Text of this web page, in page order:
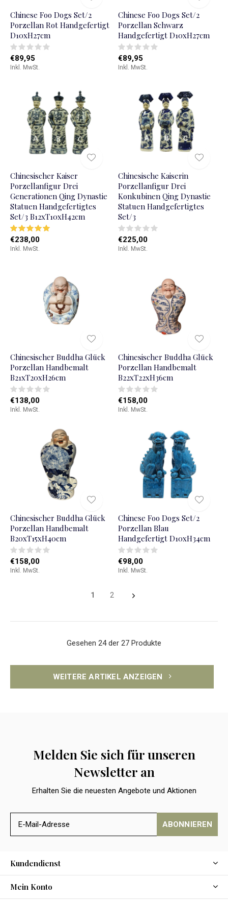
Chinese Foo Dogs Set/2
Porzellan Rot Handgefertigt
D10xH27cm
€89,95
Inkl. MwSt.
Chinese Foo Dogs Set/2
Porzellan Schwarz
Handgefertigt D10xH27cm
€89,95
Inkl. MwSt.
Chinesischer Kaiser
Porzellanfigur Drei
Generationen Qing Dynastie
Statuen Handgefertigtes
Set/3 B12xT10xH42cm
€238,00
Inkl. MwSt.
Chinesische Kaiserin
Porzellanfigur Drei
Konkubinen Qing Dynastie
Statuen Handgefertigtes
Set/3
€225,00
Inkl. MwSt.
Chinesischer Buddha Glück
Porzellan Handbemalt
B21xT20xH26cm
€138,00
Inkl. MwSt.
Chinesischer Buddha Glück
Porzellan Handbemalt
B22xT22xH36cm
€158,00
Inkl. MwSt.
Chinesischer Buddha Glück
Porzellan Handbemalt
B20xT15xH40cm
€158,00
Inkl. MwSt.
Chinese Foo Dogs Set/2
Porzellan Blau
Handgefertigt D10xH34cm
€98,00
Inkl. MwSt.
1 2
Gesehen 24 der 27 Produkte
WEITERE ARTIKEL ANZEIGEN
Melden Sie sich für unseren
Newsletter an
Erhalten Sie die neuesten Angebote und Aktionen
ABONNIEREN
Kundendienst
Mein Konto